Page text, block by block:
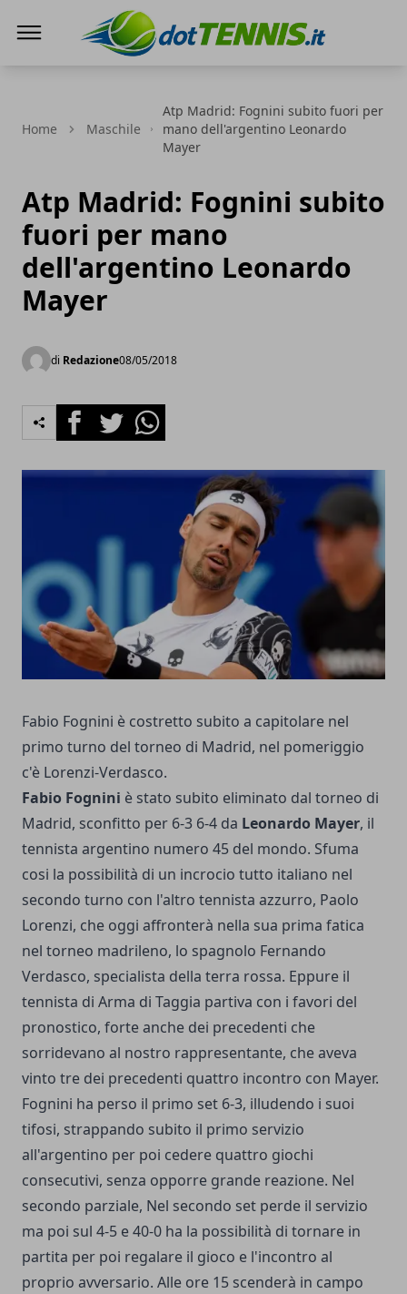
Home Maschile
Atp Madrid: Fognini subito fuori per
mano dell'argentino Leonardo
Mayer
Atp Madrid: Fognini subito
fuori per mano
dell'argentino Leonardo
Mayer
di Redazione08/05/2018
FacebookTwitterWhatsapp
Fabio Fognini è costretto subito a capitolare nel
primo turno del torneo di Madrid, nel pomeriggio
c'è Lorenzi-Verdasco.
Fabio Fognini è stato subito eliminato dal torneo di
Madrid, sconfitto per 6-3 6-4 da Leonardo Mayer, il
tennista argentino numero 45 del mondo. Sfuma
cosi la possibilità di un incrocio tutto italiano nel
secondo turno con l'altro tennista azzurro, Paolo
Lorenzi, che oggi affronterà nella sua prima fatica
nel torneo madrileno, lo spagnolo Fernando
Verdasco, specialista della terra rossa. Eppure il
tennista di Arma di Taggia partiva con i favori del
pronostico, forte anche dei precedenti che
sorridevano al nostro rappresentante, che aveva
vinto tre dei precedenti quattro incontro con Mayer.
Fognini ha perso il primo set 6-3, illudendo i suoi
tifosi, strappando subito il primo servizio
all'argentino per poi cedere quattro giochi
consecutivi, senza opporre grande reazione. Nel
secondo parziale, Nel secondo set perde il servizio
ma poi sul 4-5 e 40-0 ha la possibilità di tornare in
partita per poi regalare il gioco e l'incontro al
proprio avversario. Alle ore 15 scenderà in campo